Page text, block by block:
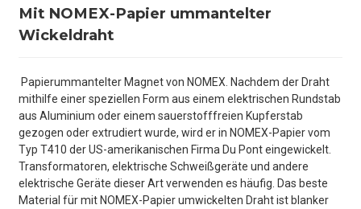
Mit NOMEX-Papier ummantelter
Wickeldraht
Papierummantelter Magnet von NOMEX. Nachdem der Draht
mithilfe einer speziellen Form aus einem elektrischen Rundstab
aus Aluminium oder einem sauerstofffreien Kupferstab
gezogen oder extrudiert wurde, wird er in NOMEX-Papier vom
Typ T410 der US-amerikanischen Firma Du Pont eingewickelt.
Transformatoren, elektrische Schweißgeräte und andere
elektrische Geräte dieser Art verwenden es häufig. Das beste
Material für mit NOMEX-Papier umwickelten Draht ist blanker